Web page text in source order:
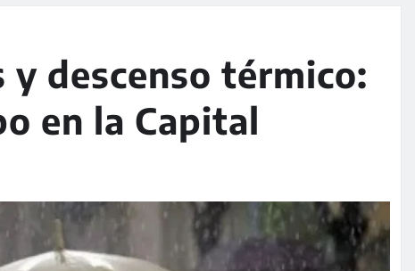
descenso térmico:
en la Capital